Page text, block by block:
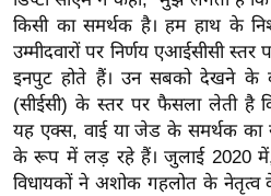
ग
त
ऑ
टो
व
र्ल्ड
किसी का समर्थक है। हम हाथ के
उम्मीदवारों पर निर्णय एआईसीसी
इनपुट होते हैं। उन सबको देखने के
(सीईसी) के स्तर पर फैसला लेती है
यह एक्स, वाई या जेड के समर्थक का
के रूप में लड़ रहे हैं। जुलाई 2020
विधायकों ने अशोक गहलोत के नेतृत्व के